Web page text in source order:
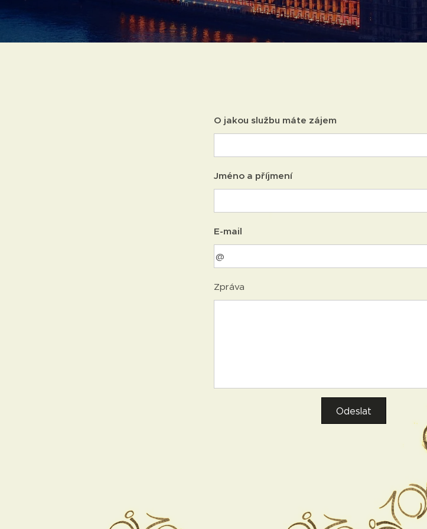
O jakou službu máte zájem
Jméno a příjmení
E-mail
Zpráva
Odeslat